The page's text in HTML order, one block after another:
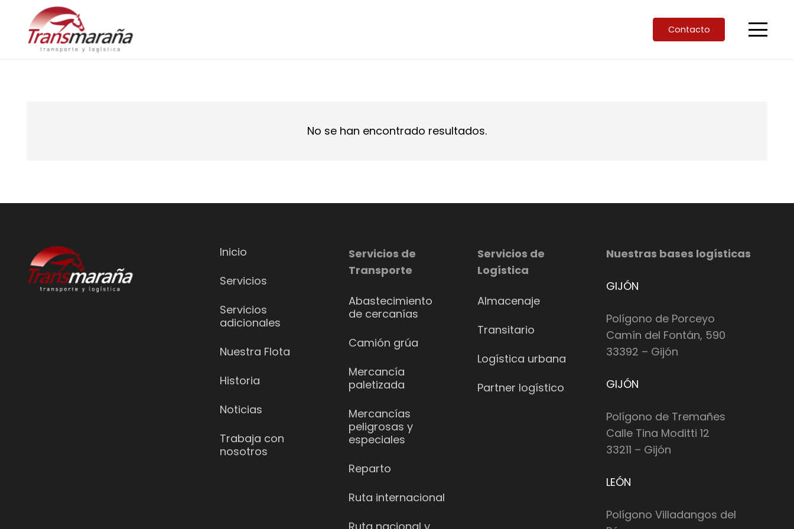
Contacto
No se han encontrado resultados.
Inicio
Servicios
Servicios
adicionales
Nuestra Flota
Historia
Noticias
Trabaja con
nosotros
Servicios de
Transporte
Abastecimiento
de cercanías
Camión grúa
Mercancía
paletizada
Mercancías
peligrosas y
especiales
Reparto
Ruta internacional
Servicios de
Logística
Almacenaje
Transitario
Logística urbana
Partner logístico
Nuestras bases logísticas
GIJÓN
Polígono de Porceyo
Camín del Fontán, 590
33392 – Gijón
GIJÓN
Polígono de Tremañes
Calle Tina Moditti 12
33211 – Gijón
LEÓN
Polígono Villadangos del